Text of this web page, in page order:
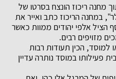
מחנה ריכוז הונצח בסרטו של
במחנה הריכוז כתב ואייר את
הציל אלפי יהודים ממוות כאשר
מזויפים רבים.
למוסד, הכין תעודות רבות
פעילותו במוסד נותרה עדיין